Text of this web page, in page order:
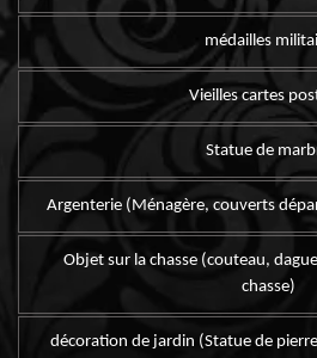
médailles
Vieilles cartes
Statue de
Argenterie (Ménagère, couverts
Objet sur la chasse (couteau,
chasse)
décoration de jardin (Statue de